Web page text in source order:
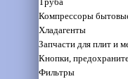
Компрессоры
Хладагенты
Запчасти для плит и
Кнопки,
Фильтры